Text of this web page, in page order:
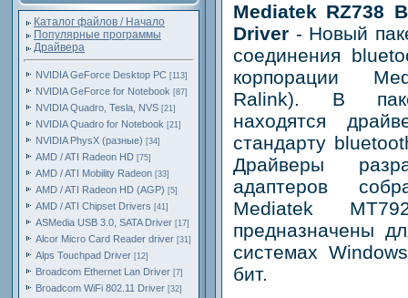
Каталог файлов / Начало
Популярные программы
Драйвера
NVIDIA GeForce Desktop PC [113]
NVIDIA GeForce for Notebook [87]
NVIDIA Quadro, Tesla, NVS [21]
NVIDIA Quadro for Notebook [21]
NVIDIA PhysX (разные) [34]
AMD / ATI Radeon HD [75]
AMD / ATI Mobility Radeon [33]
AMD / ATI Radeon HD (AGP) [5]
AMD / ATI Chipset Drivers [41]
ASMedia USB 3.0, SATA Driver [17]
Alcor Micro Card Reader driver [31]
Alps Touchpad Driver [12]
Broadcom Ethernet Lan Driver [7]
Broadcom WiFi 802.11 Driver [32]
Mediatek RZ738
Driver - Новый
соединения
корпорации
Ralink). В
находятся
стандарту
Драйверы
адаптеров
Mediatek
предназначены
системах
бит.